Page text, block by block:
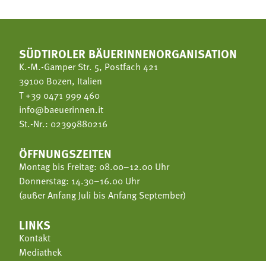
SÜDTIROLER BÄUERINNENORGANISATION
K.-M.-Gamper Str. 5, Postfach 421
39100 Bozen, Italien
T+39 0471 999 460
info@baeuerinnen.it
St.-Nr.: 02399880216
ÖFFNUNGSZEITEN
Montag bis Freitag: 08.00–12.00 Uhr
Donnerstag: 14.30–16.00 Uhr
(außer Anfang Juli bis Anfang September)
LINKS
Kontakt
Mediathek